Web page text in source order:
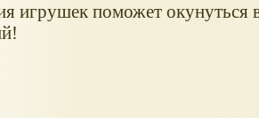
игрушек поможет